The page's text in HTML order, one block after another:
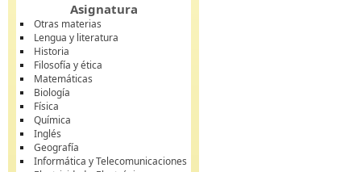
Asignatura
Otras materias
Lengua y literatura
Historia
Filosofía y ética
Matemáticas
Biología
Física
Química
Inglés
Geografía
Informática y Telecomunicaciones